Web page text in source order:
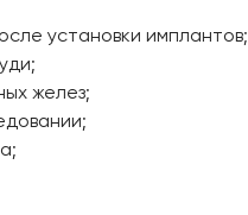
установки имплантов;
желез;